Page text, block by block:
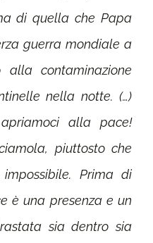
di quella che Papa
guerra mondiale a
alla contaminazione
nella notte. (…)
alla pace!
piuttosto che
Prima di
è una presenza e un
sia dentro sia